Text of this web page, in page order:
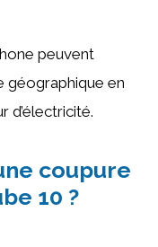
peuvent
géographique en
d’électricité.
coupure
10 ?